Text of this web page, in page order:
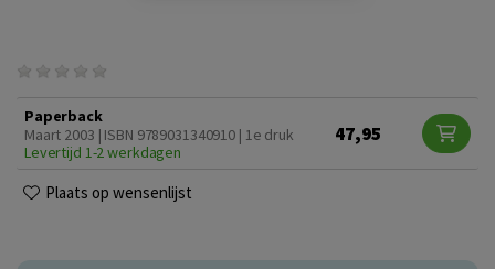
Paperback
Maart 2003 | ISBN 9789031340910 | 1e druk
Levertijd 1-2 werkdagen
47,95
Plaats op wensenlijst